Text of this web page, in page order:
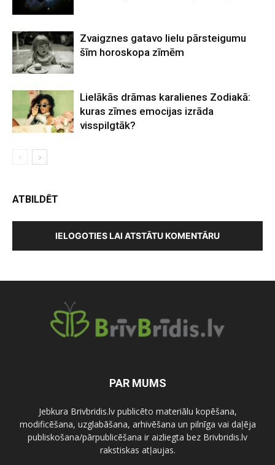
Zvaigznes gatavo lielu pārsteigumu
šīm horoskopa zīmēm
Lielākās drāmas karalienes Zodiakā:
kuras zīmes emocijas izrāda
visspilgtāk?
ATBILDĒT
IELOGOTIES LAI ATSTĀTU KOMENTĀRU
PAR MUMS
Jebkura Brivbridis.lv publicēto materiālu kopēšana,
modificēšana, uzglabāšana, arhivēšana un pilnīga vai daļēja
publiskošana/pārpublicēšana ir aizliegta bez Brivbridis.lv
rakstiskas atļaujas.